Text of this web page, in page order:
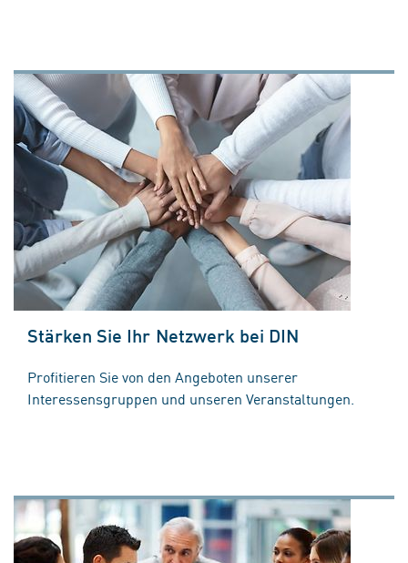
Stärken Sie Ihr Netzwerk bei DIN
Profitieren Sie von den Angeboten unserer
Interessensgruppen und unseren Veranstaltungen.